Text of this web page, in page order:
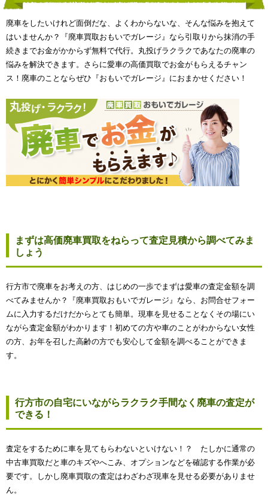
廃車をしたいけれど面倒だな、よくわからないな、そんな悩みを抱えて
はいませんか？『廃車買取おもいでガレージ』なら引取りから抹消の手
続きまでお金がかからず無料で代行。丸投げラクラクであなたの廃車の
悩みを解決できます。さらに愛車の高価買取でお金がもらえるチャン
ス！廃車のことならぜひ『おもいでガレージ』におまかせください！
まずは高価廃車買取をねらって査定見積から調べてみま
しょう
行方市で廃車をお考えの方、はじめの一歩でまずは愛車の査定金額を調
べてみませんか？『廃車買取おもいでガレージ』なら、お問合せフォー
ムに入力するだけだからとても簡単。現車を見せることなくその場にい
ながら査定金額がわかります！初めての方や車のことがわからない女性
の方、お年を召した高齢の方でも安心して金額を調べることができま
す。
行方市の自宅にいながらラクラク手間なく廃車の査定が
できる！
査定をするために車を見てもらわないといけない！？ たしかに通常の
中古車買取だと車のキズやへこみ、オプションなどを確認する作業が必
要です。しかし廃車買取の査定はわざわざ現車を見せる必要がありませ
ん。